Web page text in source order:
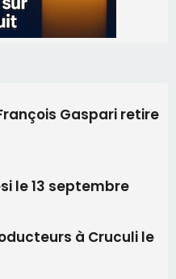
le 13 septembre
à Cruculi le
organise une
au stade de San